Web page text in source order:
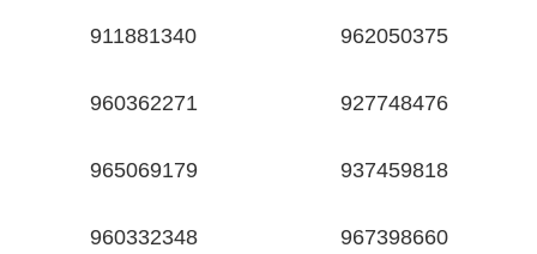
911881340 962050375
960362271 927748476
965069179 937459818
960332348 967398660